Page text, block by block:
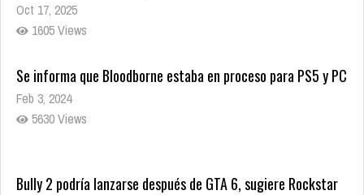
Oct 17, 2025
1605 Views
Se informa que Bloodborne estaba en proceso para PS5 y PC
Feb 3, 2024
5630 Views
Bully 2 podría lanzarse después de GTA 6, sugiere Rockstar